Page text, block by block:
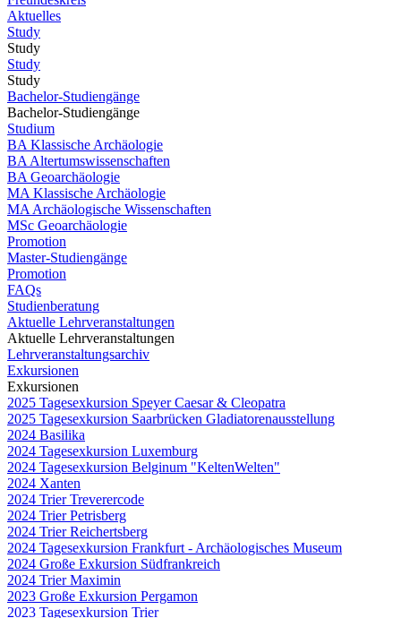
Aktuelles
Study
Study
Study
Study
Bachelor-Studiengänge
Bachelor-Studiengänge
Studium
BA Klassische Archäologie
BA Altertumswissenschaften
BA Geoarchäologie
MA Klassische Archäologie
MA Archäologische Wissenschaften
MSc Geoarchäologie
Promotion
Master-Studiengänge
Promotion
FAQs
Studienberatung
Aktuelle Lehrveranstaltungen
Aktuelle Lehrveranstaltungen
Lehrveranstaltungsarchiv
Exkursionen
Exkursionen
2025 Tagesexkursion Speyer Caesar & Cleopatra
2025 Tagesexkursion Saarbrücken Gladiatorenausstellung
2024 Basilika
2024 Tagesexkursion Luxemburg
2024 Tagesexkursion Belginum "KeltenWelten"
2024 Xanten
2024 Trier Treverercode
2024 Trier Petrisberg
2024 Trier Reichertsberg
2024 Tagesexkursion Frankfurt - Archäologisches Museum
2024 Große Exkursion Südfrankreich
2024 Trier Maximin
2023 Große Exkursion Pergamon
2023 Tagesexkursion Trier